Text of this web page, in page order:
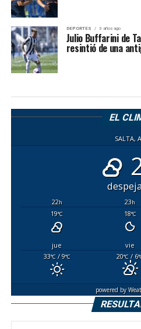
DEPORTES 3 años ago
Julio Buffarini de
resintió de una
EL
SALTA,
22h 23h
19°C 18°C
jue vie
33°C/ 9°C 20°C / 6
powered by